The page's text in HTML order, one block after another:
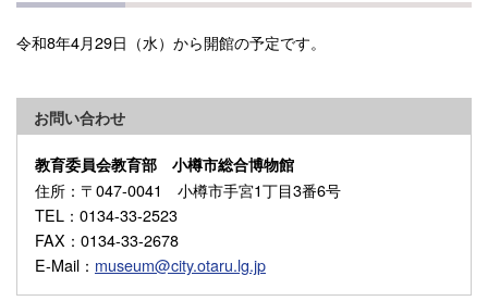
令和8年4月29日（水）から開館の予定です。
お問い合わせ
教育委員会教育部 小樽市総合博物館
住所 ：〒047-0041 小樽市手宮1丁目3番6号
TEL ：0134-33-2523
FAX ：0134-33-2678
E-Mail ： museum@city.otaru.lg.jp